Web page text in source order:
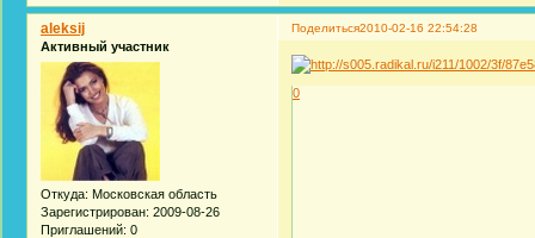
Поделиться2010-02-16 22:54:28
aleksij
Активный участник
Откуда: Московская область
Зарегистрирован: 2009-08-26
Приглашений: 0
0